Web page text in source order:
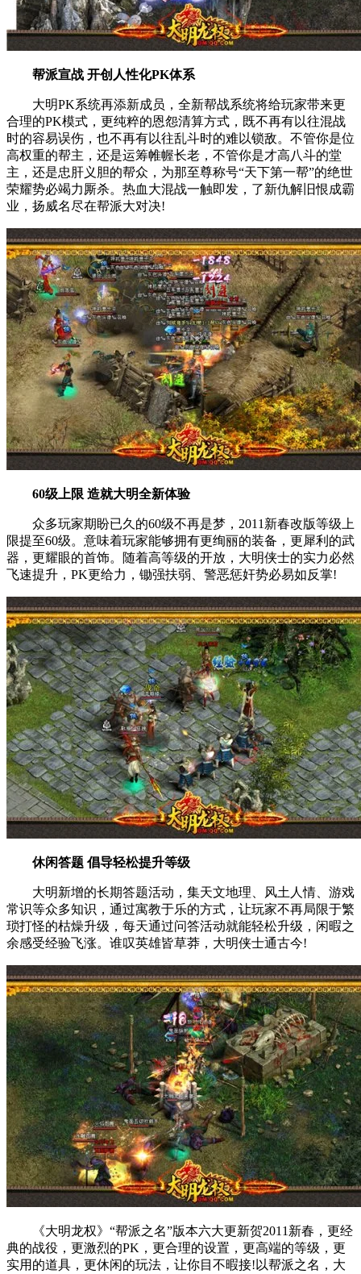
帮派宣战 开创人性化PK体系
大明PK系统再添新成员，全新帮战系统将给玩家带来更
合理的PK模式，更纯粹的恩怨清算方式，既不再有以往混战
时的容易误伤，也不再有以往乱斗时的难以锁敌。不管你是位
高权重的帮主，还是运筹帷幄长老，不管你是才高八斗的堂
主，还是忠肝义胆的帮众，为那至尊称号“天下第一帮”的绝世
荣耀势必竭力厮杀。热血大混战一触即发，了新仇解旧恨成霸
业，扬威名尽在帮派大对决!
60级上限 造就大明全新体验
众多玩家期盼已久的60级不再是梦，2011新春改版等级上
限提至60级。意味着玩家能够拥有更绚丽的装备，更犀利的武
器，更耀眼的首饰。随着高等级的开放，大明侠士的实力必然
飞速提升，PK更给力，锄强扶弱、警恶惩奸势必易如反掌!
休闲答题 倡导轻松提升等级
大明新增的长期答题活动，集天文地理、风土人情、游戏
常识等众多知识，通过寓教于乐的方式，让玩家不再局限于繁
琐打怪的枯燥升级，每天通过问答活动就能轻松升级，闲暇之
余感受经验飞涨。谁叹英雄皆草莽，大明侠士通古今!
《大明龙权》“帮派之名”版本六大更新贺2011新春，更经
典的战役，更激烈的PK，更合理的设置，更高端的等级，更
实用的道具，更休闲的玩法，让你目不暇接!以帮派之名，大